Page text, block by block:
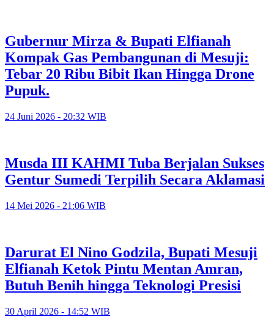
Gubernur Mirza & Bupati Elfianah
Kompak Gas Pembangunan di Mesuji:
Tebar 20 Ribu Bibit Ikan Hingga Drone
Pupuk.
24 Juni 2026 - 20:32 WIB
Musda III KAHMI Tuba Berjalan Sukses
Gentur Sumedi Terpilih Secara Aklamasi
14 Mei 2026 - 21:06 WIB
Darurat El Nino Godzila, Bupati Mesuji
Elfianah Ketok Pintu Mentan Amran,
Butuh Benih hingga Teknologi Presisi
30 April 2026 - 14:52 WIB